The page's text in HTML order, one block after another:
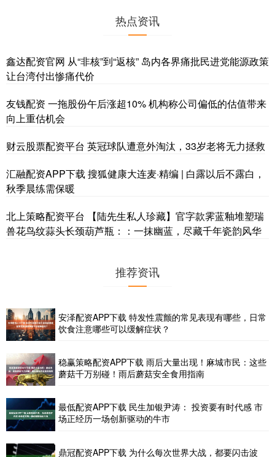
热点资讯
鑫达配资官网 从“非核”到“返核” 岛内各界痛批民进党能源政策
让台湾付出惨痛代价
友钱配资 一拖股份午后涨超10% 机构称公司偏低的估值带来
向上重估机会
财云股票配资平台 英冠球队遭意外淘汰，33岁老将无力拯救
汇融配资APP下载 搜狐健康大连麦·精编 | 白露以后不露白，
秋季晨练需保暖
北上策略配资平台 【陆先生私人珍藏】官字款霁蓝釉堆塑瑞
兽花鸟纹蒜头长颈葫芦瓶：：一抹幽蓝，尽藏千年瓷韵风华
推荐资讯
安泽配资APP下载 特发性震颤的常见表现有哪些，日常
饮食注意哪些可以缓解症状？
稳赢策略配资APP下载 雨后大量出现！麻城市民：这些
蘑菇千万别碰！雨后蘑菇安全食用指南
最低配资APP下载 民生加银尹涛： 投资要有时代感 市
场正经历一场创新驱动的牛市
鼎冠配资APP下载 为什么每次世界大战，都要闪击波